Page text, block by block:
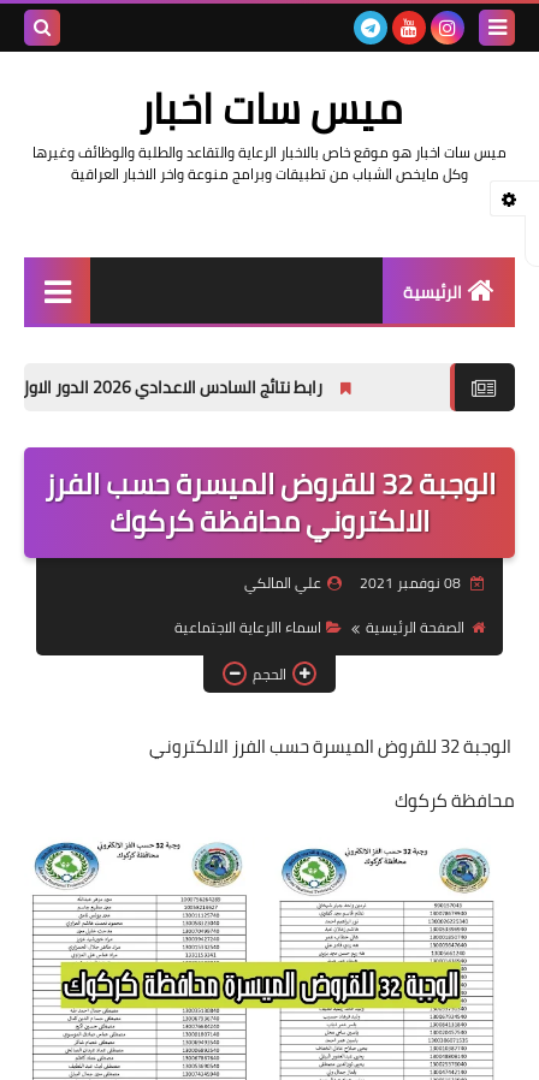
ميس سات اخبار
ميس سات اخبار هو موقع خاص بالاخبار الرعاية والتقاعد والطلبة والوظائف وغيرها
وكل مايخص الشباب من تطبيقات وبرامج منوعة واخر الاخبار العراقية
الرئيسية
اخبار وزارة التربية والتعليم
اخبار وزارة العمل وهيئة
قسم التطبيقات
قطع الاراضي
رابط نتائج السادس الاعدادي 2026 الدور الاول في العراق | موقع نتائجنا
الوجبة 32 للقروض الميسرة حسب الفرز
الالكتروني محافظة كركوك
08 نوفمبر 2021
علي المالكي
الصفحة الرئيسية
اسماء االرعاية الاجتماعية
الحجم
الوجبة 32 للقروض الميسرة حسب الفرز الالكتروني
محافظة كركوك